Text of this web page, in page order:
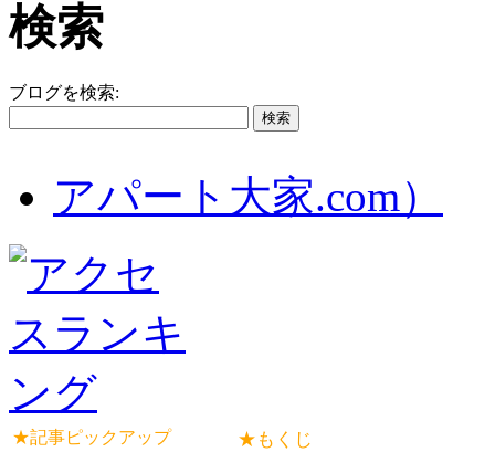
検索
ブログを検索:
アパート大家.com）
★記事ピックアップ ★もくじ